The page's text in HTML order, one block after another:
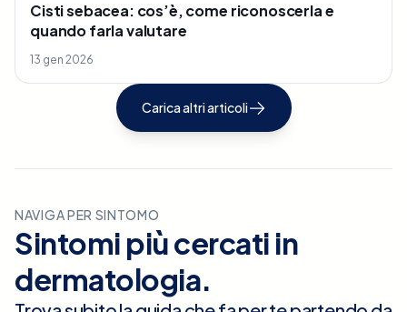
Cisti sebacea: cos’è, come riconoscerla e
quando farla valutare
13 gen 2026
Carica altri articoli
NAVIGA PER SINTOMO
Sintomi più cercati in
dermatologia.